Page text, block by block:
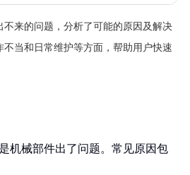
不来的问题，分析了可能的原因及解决
当和日常维护等方面，帮助用户快速
机械部件出了问题。常见原因包